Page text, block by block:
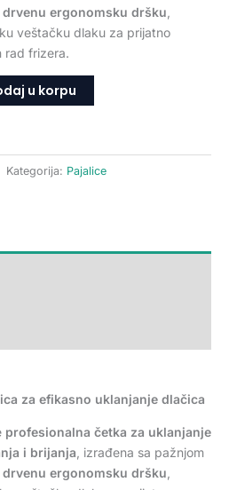
drvenu ergonomsku dršku
veštačku dlaku za prijatno
rad frizera.
u korpu
Kategorija: Pajalice
za efikasno uklanjanje dlačica
profesionalna četka za uklanjanje
i brijanja , izrađena sa pažnjom
drvenu ergonomsku dršku